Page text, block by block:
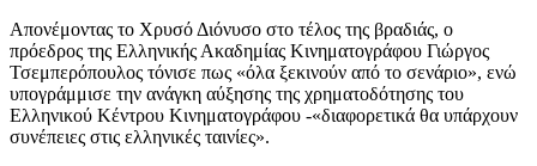
Απονέμοντας το Χρυσό Διόνυσο στο τέλος της βραδιάς, ο
πρόεδρος της Ελληνικής Ακαδημίας Κινηματογράφου Γιώργος
Τσεμπερόπουλος τόνισε πως «όλα ξεκινούν από το σενάριο», ενώ
υπογράμμισε την ανάγκη αύξησης της χρηματοδότησης του
Ελληνικού Κέντρου Κινηματογράφου -«διαφορετικά θα υπάρχουν
συνέπειες στις ελληνικές ταινίες».